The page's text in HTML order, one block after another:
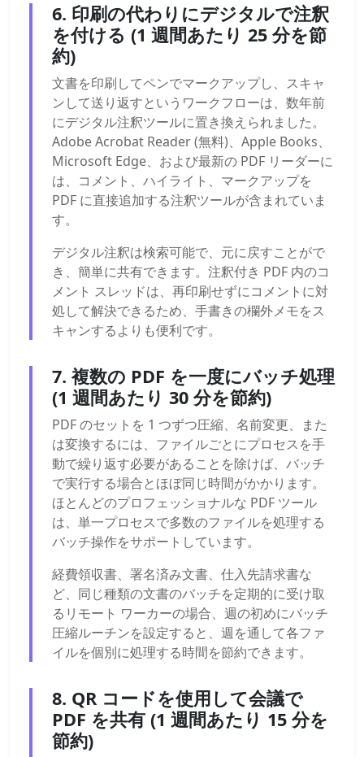
6. 印刷の代わりにデジタルで注釈
を付ける (1 週間あたり 25 分を節
約)
文書を印刷してペンでマークアップし、スキャ
ンして送り返すというワークフローは、数年前
にデジタル注釈ツールに置き換えられました。
Adobe Acrobat Reader (無料)、Apple Books、
Microsoft Edge、および最新の PDF リーダーに
は、コメント、ハイライト、マークアップを
PDF に直接追加する注釈ツールが含まれていま
す。
デジタル注釈は検索可能で、元に戻すことがで
き、簡単に共有できます。注釈付き PDF 内のコ
メント スレッドは、再印刷せずにコメントに対
処して解決できるため、手書きの欄外メモをス
キャンするよりも便利です。
7. 複数の PDF を一度にバッチ処理
(1 週間あたり 30 分を節約)
PDF のセットを 1 つずつ圧縮、名前変更、また
は変換するには、ファイルごとにプロセスを手
動で繰り返す必要があることを除けば、バッチ
で実行する場合とほぼ同じ時間がかかります。
ほとんどのプロフェッショナルな PDF ツール
は、単一プロセスで多数のファイルを処理する
バッチ操作をサポートしています。
経費領収書、署名済み文書、仕入先請求書な
ど、同じ種類の文書のバッチを定期的に受け取
るリモート ワーカーの場合、週の初めにバッチ
圧縮ルーチンを設定すると、週を通して各ファ
イルを個別に処理する時間を節約できます。
8. QR コードを使用して会議で
PDF を共有 (1 週間あたり 15 分を
節約)